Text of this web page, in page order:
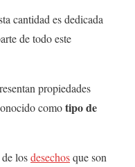
cantidad es dedicada
de todo este
propiedades
comotipo de
losdesechosque son